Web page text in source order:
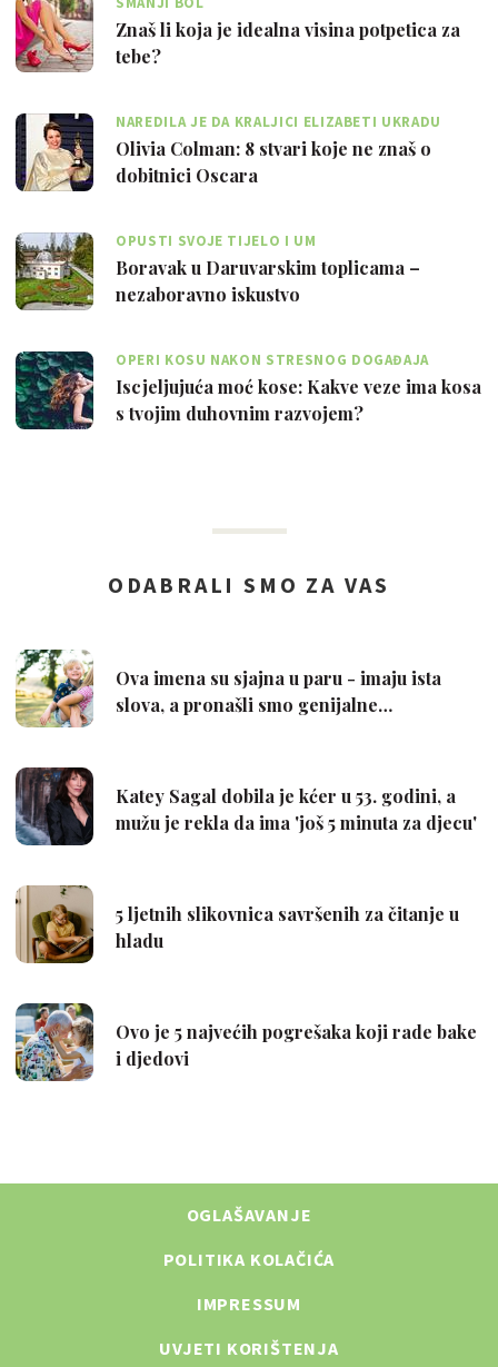
Znaš li koja je idealna visina potpetica za
tebe?
NAREDILA JE DA KRALJICI ELIZABETI UKRADU
TOALETNI PAPIR
Olivia Colman: 8 stvari koje ne znaš o
dobitnici Oscara
OPUSTI SVOJE TIJELO I UM
Boravak u Daruvarskim toplicama –
nezaboravno iskustvo
OPERI KOSU NAKON STRESNOG DOGAĐAJA
Iscjeljujuća moć kose: Kakve veze ima kosa
s tvojim duhovnim razvojem?
OGLAŠAVANJE
POLITIKA KOLAČIĆA
IMPRESSUM
UVJETI KORIŠTENJA